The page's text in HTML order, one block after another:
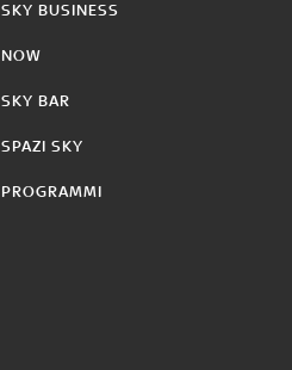
SKY BUSINESS
NOW
SKY BAR
SPAZI SKY
PROGRAMMI